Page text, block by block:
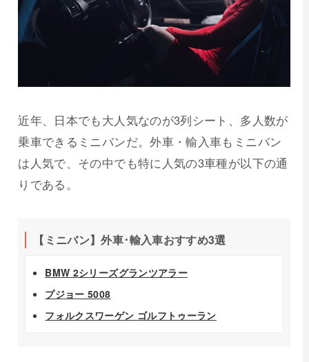
近年、日本でも大人気なのが3列シート、多人数が
乗車できるミニバンだ。外車・輸入車もミニバン
は人気で、その中でも特に人気の3車種が以下の通
りである。
【ミニバン】外車･輸入車おすすめ3選
BMW 2シリーズグランツアラー
プジョー 5008
フォルクスワーゲン ゴルフトゥーラン